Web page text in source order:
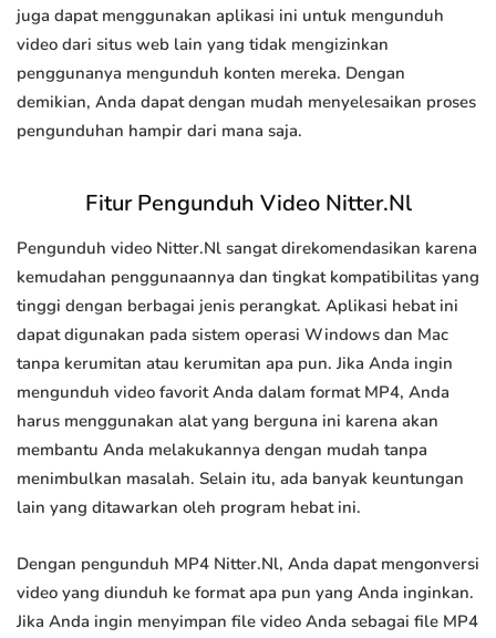
juga dapat menggunakan aplikasi ini untuk mengunduh
video dari situs web lain yang tidak mengizinkan
penggunanya mengunduh konten mereka. Dengan
demikian, Anda dapat dengan mudah menyelesaikan proses
pengunduhan hampir dari mana saja.
Fitur Pengunduh Video Nitter.Nl
Pengunduh video Nitter.Nl sangat direkomendasikan karena
kemudahan penggunaannya dan tingkat kompatibilitas yang
tinggi dengan berbagai jenis perangkat. Aplikasi hebat ini
dapat digunakan pada sistem operasi Windows dan Mac
tanpa kerumitan atau kerumitan apa pun. Jika Anda ingin
mengunduh video favorit Anda dalam format MP4, Anda
harus menggunakan alat yang berguna ini karena akan
membantu Anda melakukannya dengan mudah tanpa
menimbulkan masalah. Selain itu, ada banyak keuntungan
lain yang ditawarkan oleh program hebat ini.
Dengan pengunduh MP4 Nitter.Nl, Anda dapat mengonversi
video yang diunduh ke format apa pun yang Anda inginkan.
Jika Anda ingin menyimpan file video Anda sebagai file MP4